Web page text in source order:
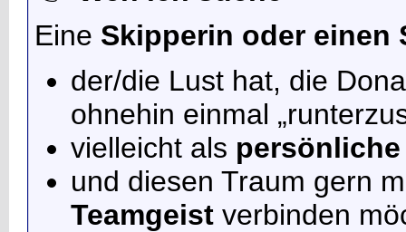
Eine Skipperin oder einen
der/die Lust hat, die
ohnehin einmal
vielleicht als
und diesen Traum gern
Teamgeist verbinden